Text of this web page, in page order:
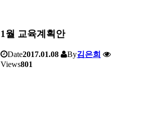
1월 교육계획안
Date2017.01.08 By김은희
Views801